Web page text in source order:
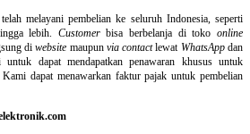
melayani pembelian ke seluruh Indonesia, seperti
lebih. Customerbisa berbelanja di tokoonline
diwebsite maupun via contactlewat WhatsAppdan
dapat mendapatkan penawaran khusus untuk
Kami dapat menawarkan faktur pajak untuk pembelian